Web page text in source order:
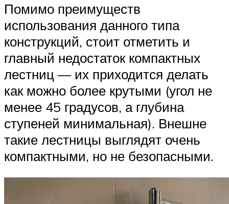
Помимо преимуществ
использования данного типа
конструкций, стоит отметить и
главный недостаток компактных
лестниц — их приходится делать
как можно более крутыми (угол не
менее 45 градусов, а глубина
ступеней минимальная). Внешне
такие лестницы выглядят очень
компактными, но не безопасными.